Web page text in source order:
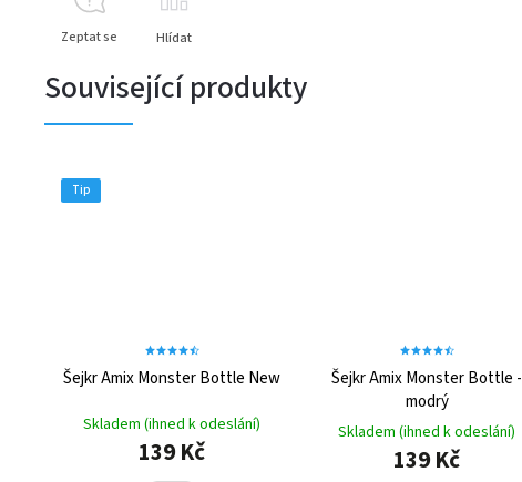
Zeptat se Hlídat
Související produkty
Tip
Šejkr Amix Monster Bottle New
Skladem (ihned k odeslání)
139 Kč
Šejkr Amix Monster Bottle -
modrý
Skladem (ihned k odeslání)
139 Kč